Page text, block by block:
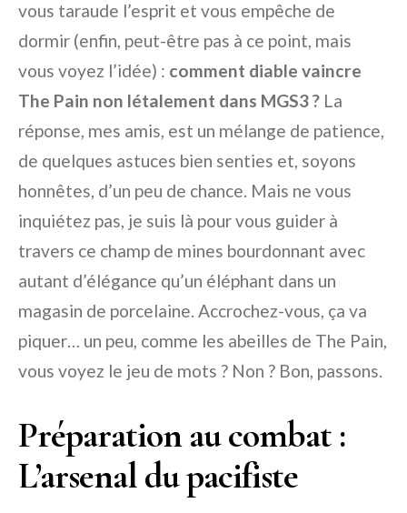
vous taraude l’esprit et vous empêche de
dormir (enfin, peut-être pas à ce point, mais
vous voyez l’idée) : comment diable vaincre
The Pain non létalement dans MGS3 ? La
réponse, mes amis, est un mélange de patience,
de quelques astuces bien senties et, soyons
honnêtes, d’un peu de chance. Mais ne vous
inquiétez pas, je suis là pour vous guider à
travers ce champ de mines bourdonnant avec
autant d’élégance qu’un éléphant dans un
magasin de porcelaine. Accrochez-vous, ça va
piquer… un peu, comme les abeilles de The Pain,
vous voyez le jeu de mots ? Non ? Bon, passons.
Préparation au combat :
L’arsenal du pacifiste